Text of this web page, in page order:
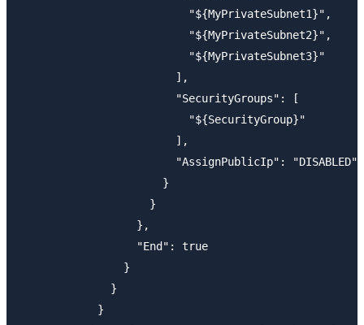
                          "${MyPrivateSubnet1}",
                          "${MyPrivateSubnet2}",
                          "${MyPrivateSubnet3}"
                        ],
                        "SecurityGroups": [
                          "${SecurityGroup}"
                        ],
                        "AssignPublicIp": "DISABLED"
                      }
                    }
                  },
                  "End": true
                }
              }
            }